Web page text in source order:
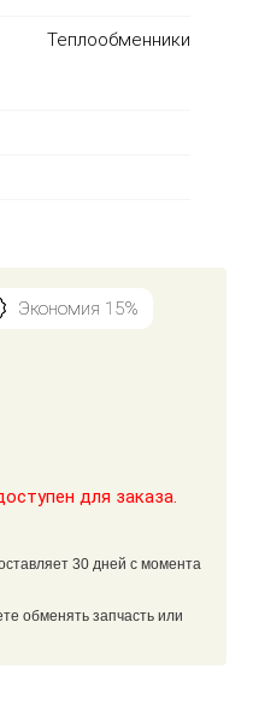
Теплообменники
Экономия 15%
для заказа.
30 дней с момента
обменять запчасть или